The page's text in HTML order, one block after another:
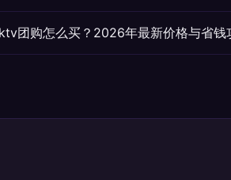
团购怎么买？2026年最新价格与省钱